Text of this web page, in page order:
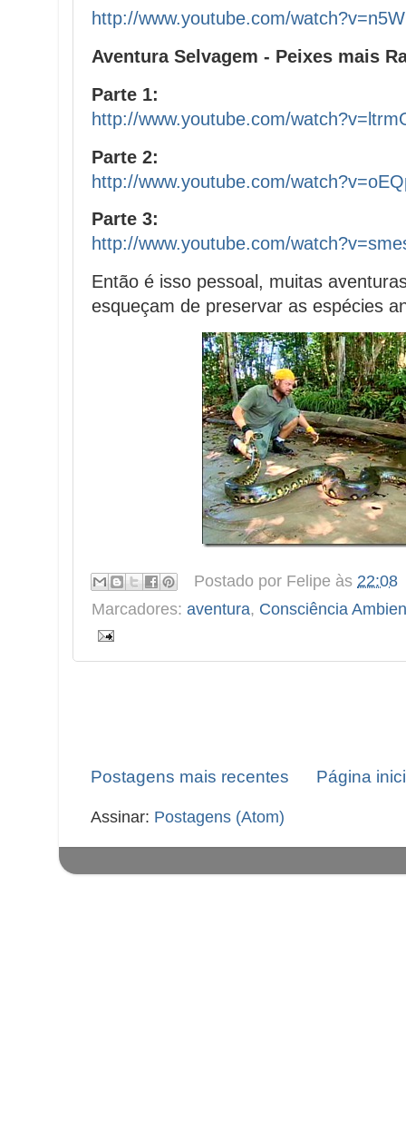
http://www.youtube.com/
Aventura Selvagem - Peixes mais
Parte 1:
http://www.youtube.com/
Parte 2:
http://www.youtube.com/
Parte 3:
http://www.youtube.com/
Então é isso pessoal, muitas
esqueçam de preservar as espécies
Postado por Felipe às 22:08
Marcadores: aventura, Consciência
Postagens mais recentes Página
Assinar: Postagens (Atom)